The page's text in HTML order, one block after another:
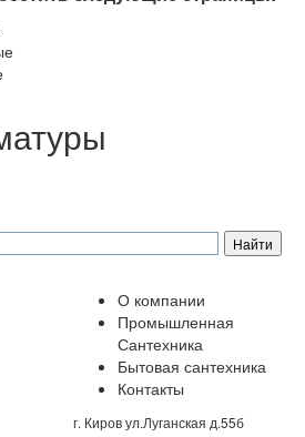
О компании
Промышленная
Сантехника
Бытовая сантехника
Контакты
г. Киров ул.Луганская д.55б